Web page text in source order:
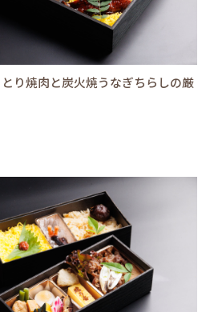
り焼肉と炭火焼うなぎちらしの厳